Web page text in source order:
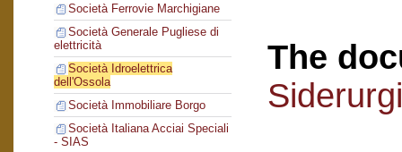
Società Ferrovie Marchigiane
Società Generale Pugliese di
elettricità
Società Idroelettrica
dell'Ossola
Società Immobiliare Borgo
Società Italiana Acciai Speciali
- SIAS
The